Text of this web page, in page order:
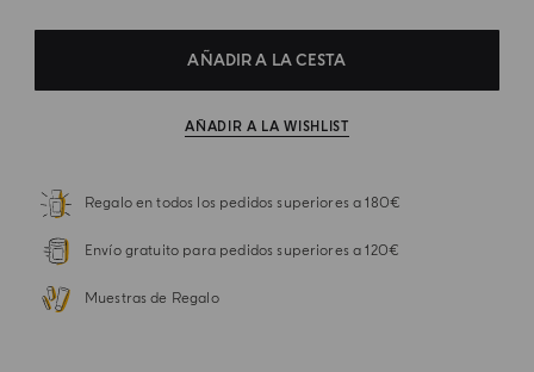
AÑADIR A LA CESTA
AÑADIR A LA WISHLIST
Regalo en todos los pedidos superiores a 180€
Envío gratuito para pedidos superiores a 120€
Muestras de Regalo